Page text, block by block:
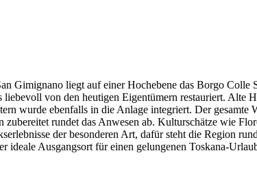
Gimignano liegt auf einer Hochebene das Borgo
liebevoll von den heutigen Eigentümern restauriert.
wurde ebenfalls in die Anlage integriert. Der
zubereitet rundet das Anwesen ab. Kulturschätze wie
der besonderen Art, dafür steht die Region
ideale Ausgangsort für einen gelungenen Toskana-